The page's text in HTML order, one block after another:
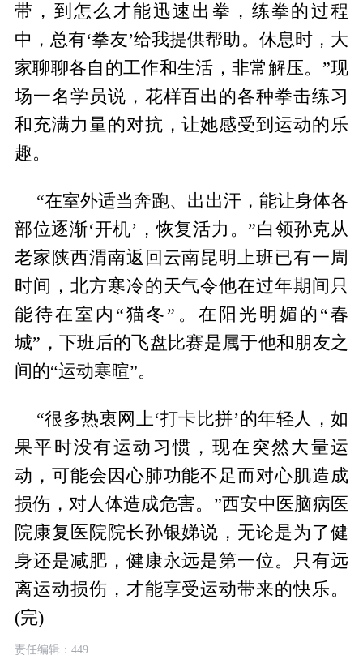
带，到怎么才能迅速出拳，练拳的过程
中，总有‘拳友’给我提供帮助。休息时，大
家聊聊各自的工作和生活，非常解压。”现
场一名学员说，花样百出的各种拳击练习
和充满力量的对抗，让她感受到运动的乐
趣。
“在室外适当奔跑、出出汗，能让身体各
部位逐渐‘开机’，恢复活力。”白领孙克从
老家陕西渭南返回云南昆明上班已有一周
时间，北方寒冷的天气令他在过年期间只
能待在室内“猫冬”。在阳光明媚的“春
城”，下班后的飞盘比赛是属于他和朋友之
间的“运动寒暄”。
“很多热衷网上‘打卡比拼’的年轻人，如
果平时没有运动习惯，现在突然大量运
动，可能会因心肺功能不足而对心肌造成
损伤，对人体造成危害。”西安中医脑病医
院康复医院院长孙银娣说，无论是为了健
身还是减肥，健康永远是第一位。只有远
离运动损伤，才能享受运动带来的快乐。
(完)
责任编辑：449